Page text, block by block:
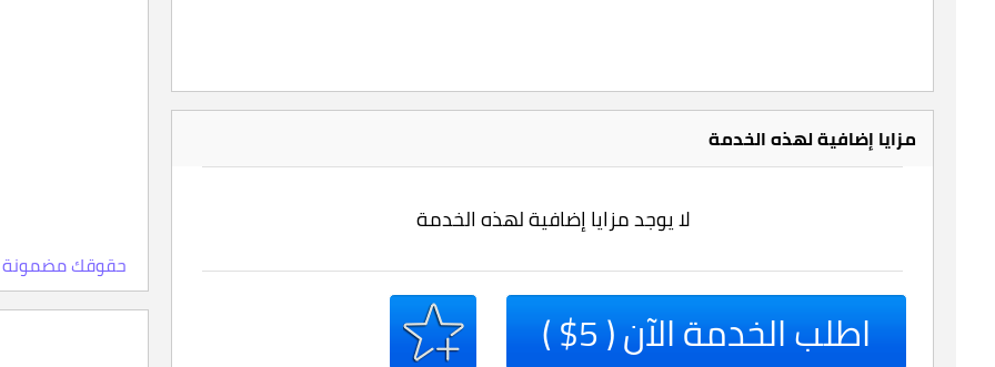
حقوقك مضمونة 100% ، اعلمها الآن، وماهي النقاط والمستويات
مزايا إضافية لهذه الخدمة
لا يوجد مزايا إضافية لهذه الخدمة
اطلب الخدمة الآن ( 5$ )